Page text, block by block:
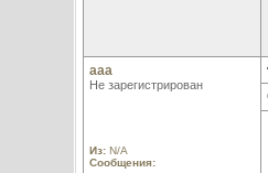
aaa
Не зарегистрирован
Из:N/A
Сообщения: